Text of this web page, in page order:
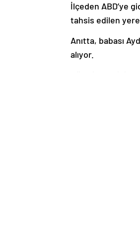
İlçeden ABD’ye
tahsis edilen yere
Anıtta, babası
alıyor.
Göç hikayesini